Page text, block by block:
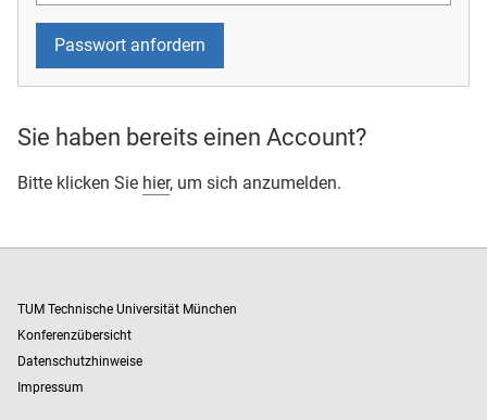
Sie haben bereits einen Account?
Bitte klicken Sie hier, um sich anzumelden.
TUM Technische Universität München
Konferenzübersicht
Datenschutzhinweise
Impressum